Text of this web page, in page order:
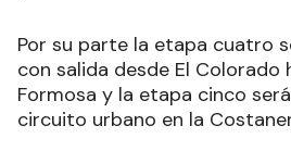
Por su parte la etapa cuatro
con salida desde El Colorado
Formosa y la etapa cinco
circuito urbano en la